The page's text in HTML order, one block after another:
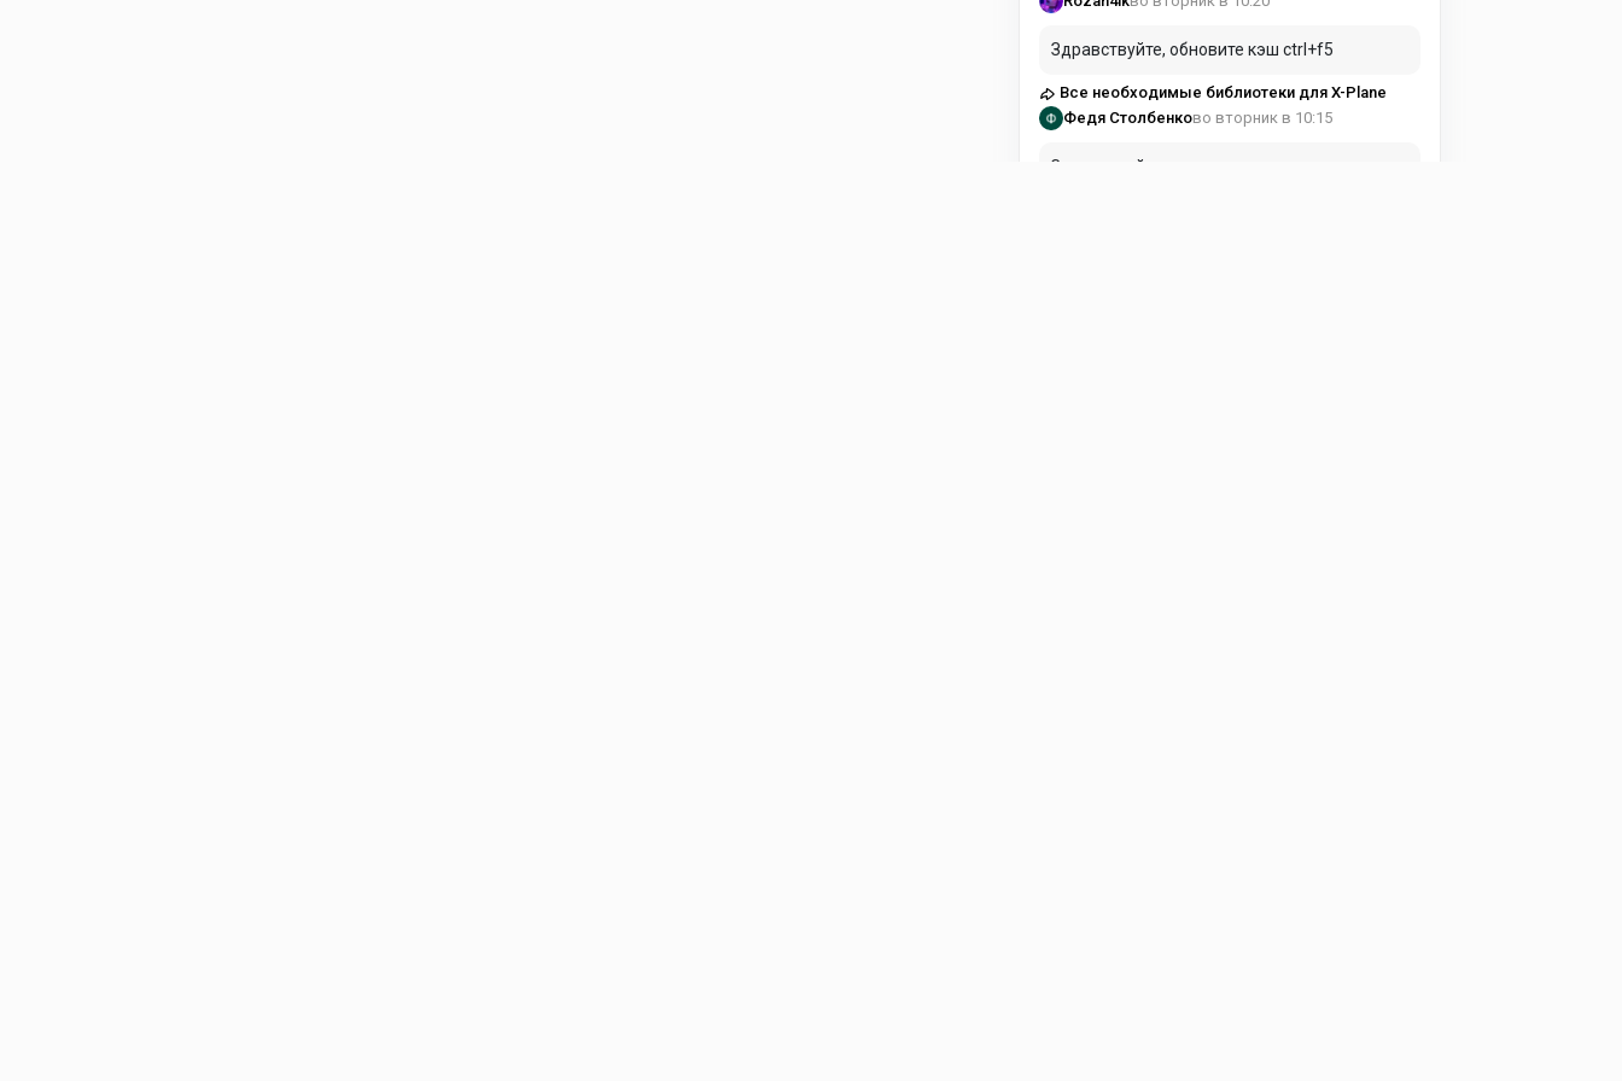
Здравствуйте, обновите кэш ctrl+f5
Все необходимые библиотеки для X-Plane
Федя Столбенково вторник в 10:15
Здравствуйте купил подписку а доступа к